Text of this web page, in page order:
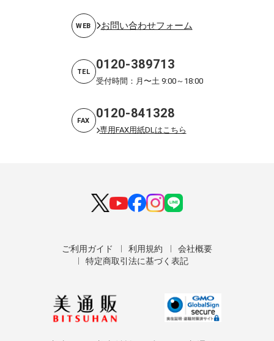
WEB お問い合わせフォーム
TEL 0120-389713
受付時間：月〜土 9:00～18:00
FAX 0120-841328
専用FAX用紙DLはこちら
ご利用ガイド 利用規約
会社概要
特定商取引法に基づく表記